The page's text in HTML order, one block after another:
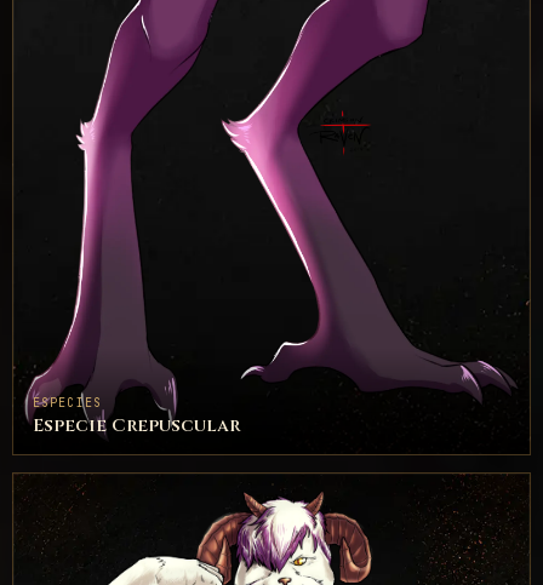
ESPECIES
Especie Crepuscular